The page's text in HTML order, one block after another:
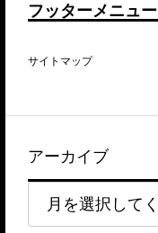
フッターメニュー
サイトマップ
アーカイブ